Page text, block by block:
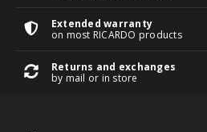
Extended warranty
on most RICARDO products
Returns and exchanges
by mail or in store